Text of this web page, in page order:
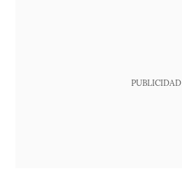
PUBLICIDAD